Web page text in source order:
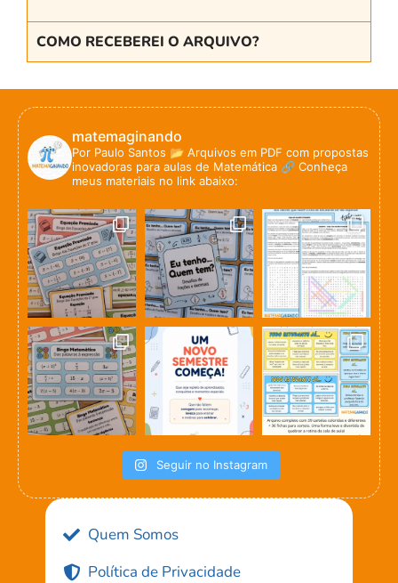
COMO RECEBEREI O ARQUIVO?
matemaginando
Por Paulo Santos 📂 Arquivos em PDF com propostas
inovadoras para aulas de Matemática 🔗 Conheça
meus materiais no link abaixo:
Seguir no Instagram
Quem Somos
Política de Privacidade